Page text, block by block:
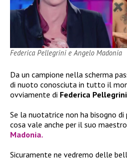
Federica Pellegrini e Angelo Madonia
Da un campione nella scherma
di nuoto conosciuta in tutto il
ovviamente di Federica Pellegrini
Se la nuotatrice non ha bisogno
cosa vale anche per il suo
Madonia.
Sicuramente ne vedremo delle